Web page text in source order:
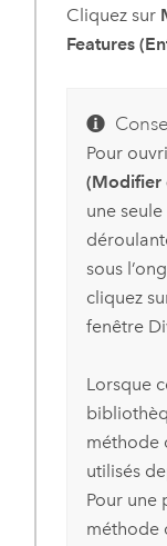
Cliquez sur
Features
Pour
(Modifier
une
sous
cliquez
fenêtre
Lorsque
méthode
utilisés
Pour une
méthode